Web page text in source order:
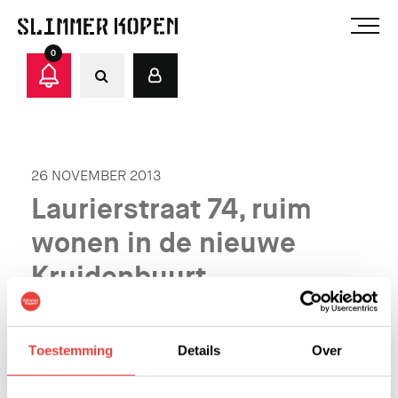
Toestemming Details Over
0
26 NOVEMBER 2013
Laurierstraat 74, ruim
wonen in de nieuwe
Kruidenbuurt
De robuuste hoeksteenwoningen in de Nieuwe
Kruidenbuurt zijn grote woningen over drie lagen,
met een royale daktuin.